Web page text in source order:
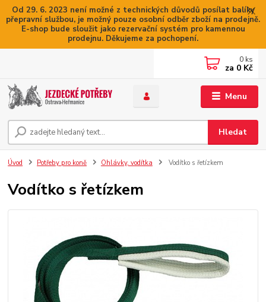
Od 29. 6. 2023 není možné z technických důvodů posílat balíky
přepravní službou, je možný pouze osobní odběr zboží na prodejně.
E-shop bude sloužit jako rezervační systém pro kamennou
prodejnu. Děkujeme za pochopení.
Menu
Hledat
0 ks
za 0 Kč
Úvod Potřeby pro koně Ohlávky, vodítka Vodítko s řetízkem
Vodítko s řetízkem